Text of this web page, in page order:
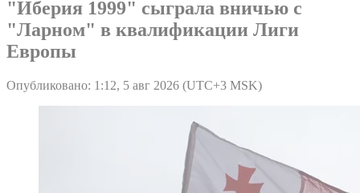
"Иберия 1999" сыграла вничью с
"Ларном" в квалификации Лиги
Европы
Опубликовано: 1:12, 5 авг 2026 (UTC+3 MSK)